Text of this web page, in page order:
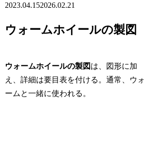
2023.04.152026.02.21
ウォームホイールの製図
ウォームホイールの製図 は、図形に加
え、詳細は要目表を付ける。通常、ウォ
ームと一緒に使われる。